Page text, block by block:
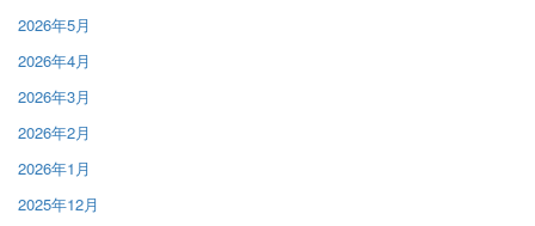
2026年5月
2026年4月
2026年3月
2026年2月
2026年1月
2025年12月